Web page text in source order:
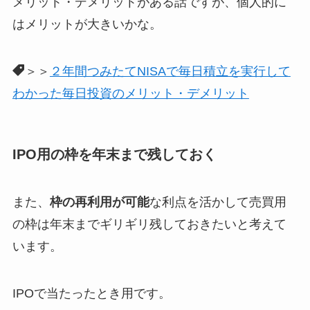
はメリットが大きいかな。
＞＞ ２年間つみたてNISAで毎日積立を実行して
わかった毎日投資のメリット・デメリット
IPO用の枠を年末まで残しておく
また、 枠の再利用が可能な利点を活かして売買用
の枠は年末までギリギリ残しておきたいと考えて
います。
IPOで当たったとき用です。